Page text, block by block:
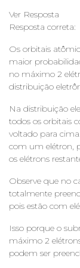
Ver Resposta
Resposta correta:
Os orbitais
maior
no máximo 2
distribuição
Na distribuição
todos os orbitais
voltado para
com um elétron,
os elétrons
Observe que no
totalmente
pois estão com
Isso porque o
máximo 2
podem ser